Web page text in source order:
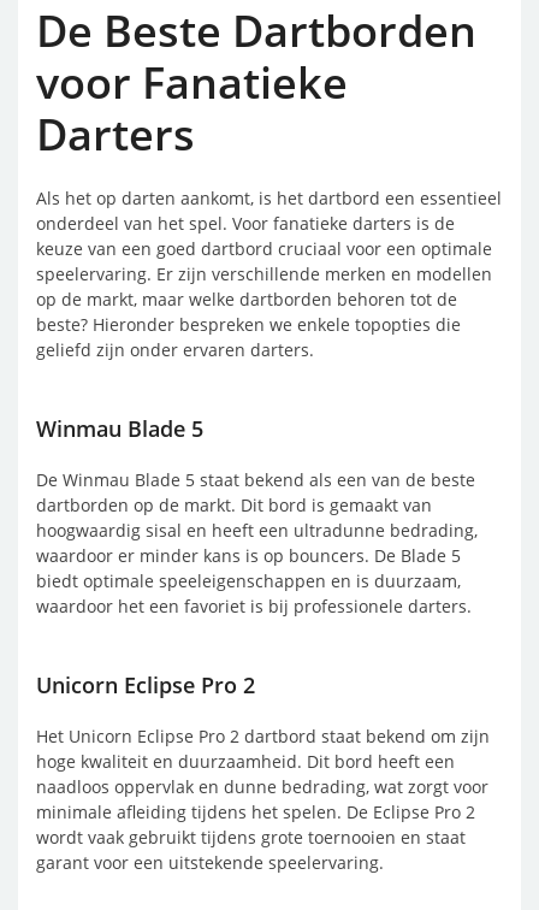
De Beste Dartborden
voor Fanatieke
Darters
Als het op darten aankomt, is het dartbord een essentieel
onderdeel van het spel. Voor fanatieke darters is de
keuze van een goed dartbord cruciaal voor een optimale
speelervaring. Er zijn verschillende merken en modellen
op de markt, maar welke dartborden behoren tot de
beste? Hieronder bespreken we enkele topopties die
geliefd zijn onder ervaren darters.
Winmau Blade 5
De Winmau Blade 5 staat bekend als een van de beste
dartborden op de markt. Dit bord is gemaakt van
hoogwaardig sisal en heeft een ultradunne bedrading,
waardoor er minder kans is op bouncers. De Blade 5
biedt optimale speeleigenschappen en is duurzaam,
waardoor het een favoriet is bij professionele darters.
Unicorn Eclipse Pro 2
Het Unicorn Eclipse Pro 2 dartbord staat bekend om zijn
hoge kwaliteit en duurzaamheid. Dit bord heeft een
naadloos oppervlak en dunne bedrading, wat zorgt voor
minimale afleiding tijdens het spelen. De Eclipse Pro 2
wordt vaak gebruikt tijdens grote toernooien en staat
garant voor een uitstekende speelervaring.